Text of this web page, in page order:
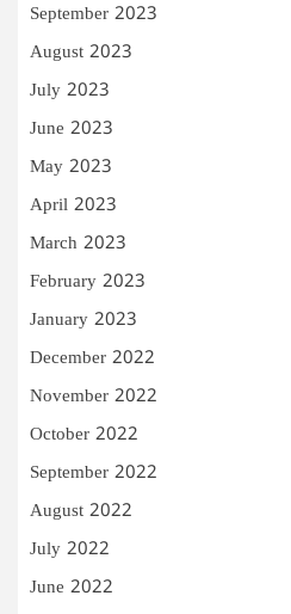
September 2023
August 2023
July 2023
June 2023
May 2023
April 2023
March 2023
February 2023
January 2023
December 2022
November 2022
October 2022
September 2022
August 2022
July 2022
June 2022